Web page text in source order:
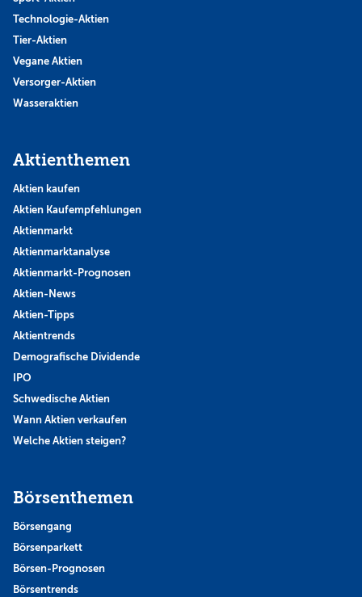
Technologie-Aktien
Tier-Aktien
Vegane Aktien
Versorger-Aktien
Wasseraktien
Aktienthemen
Aktien kaufen
Aktien Kaufempfehlungen
Aktienmarkt
Aktienmarktanalyse
Aktienmarkt-Prognosen
Aktien-News
Aktien-Tipps
Aktientrends
Demografische Dividende
IPO
Schwedische Aktien
Wann Aktien verkaufen
Welche Aktien steigen?
Börsenthemen
Börsengang
Börsenparkett
Börsen-Prognosen
Börsentrends